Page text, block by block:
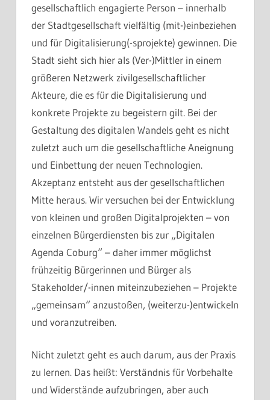
gesellschaftlich engagierte Person – innerhalb
der Stadtgesellschaft vielfältig (mit-)einbeziehen
und für Digitalisierung(-sprojekte) gewinnen. Die
Stadt sieht sich hier als (Ver-)Mittler in einem
größeren Netzwerk zivilgesellschaftlicher
Akteure, die es für die Digitalisierung und
konkrete Projekte zu begeistern gilt. Bei der
Gestaltung des digitalen Wandels geht es nicht
zuletzt auch um die gesellschaftliche Aneignung
und Einbettung der neuen Technologien.
Akzeptanz entsteht aus der gesellschaftlichen
Mitte heraus. Wir versuchen bei der Entwicklung
von kleinen und großen Digitalprojekten – von
einzelnen Bürgerdiensten bis zur „Digitalen
Agenda Coburg“ – daher immer möglichst
frühzeitig Bürgerinnen und Bürger als
Stakeholder/-innen miteinzubeziehen – Projekte
„gemeinsam“ anzustoßen, (weiterzu-)entwickeln
und voranzutreiben.
Nicht zuletzt geht es auch darum, aus der Praxis
zu lernen. Das heißt: Verständnis für Vorbehalte
und Widerstände aufzubringen, aber auch